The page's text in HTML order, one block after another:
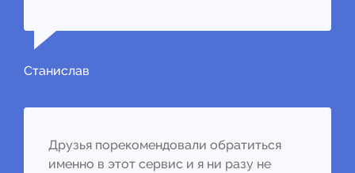
Станислав
Друзья порекомендовали обратиться
именно в этот сервис и я ни разу не